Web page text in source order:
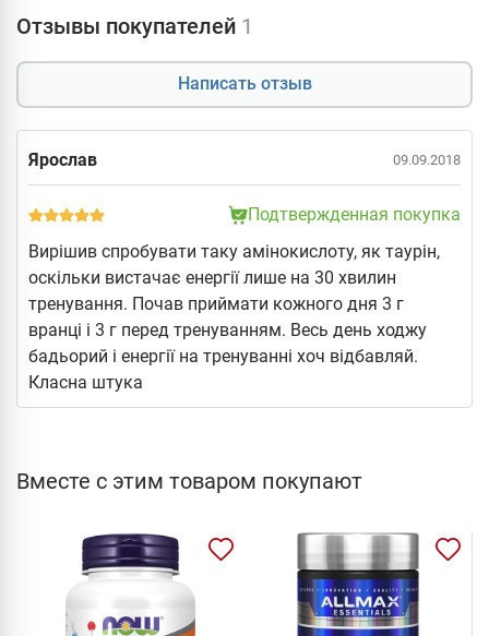
Отзывы покупателей 1
Написать отзыв
Ярослав 09.09.2018
Подтвержденная покупка
Вирішив спробувати таку амінокислоту, як таурін,
оскільки вистачає енергії лише на 30 хвилин
тренування. Почав приймати кожного дня 3 г
вранці і 3 г перед тренуванням. Весь день ходжу
бадьорий і енергії на тренуванні хоч відбавляй.
Класна штука
Вместе с этим товаром покупают